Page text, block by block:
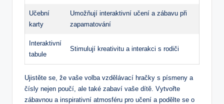
Učební
karty
Umožňují interaktivní‌ učení a zábavu‌ při
zapamatování
Interaktivní
tabule
Stimulují​ kreativitu‌ a interakci s rodiči
Ujistěte se, že vaše volba⁤ vzdělávací hračky s písmeny⁤ a
čísly‌ nejen poučí, ale také ‌zabaví ‌vaše dítě. Vytvořte
zábavnou a inspirativní atmosféru pro ‍učení a podělte se o